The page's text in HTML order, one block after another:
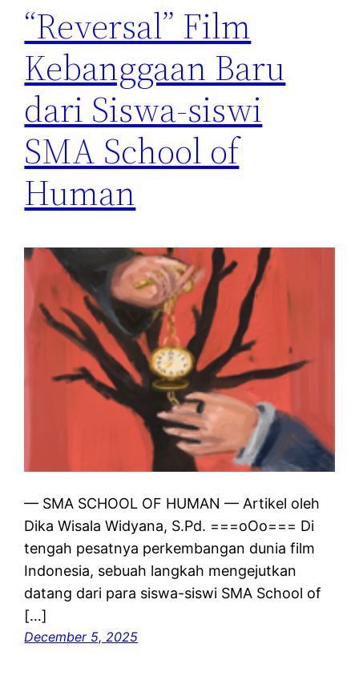
“Reversal” Film
Kebanggaan Baru
dari Siswa-siswi
SMA School of
Human
— SMA SCHOOL OF HUMAN — Artikel oleh
Dika Wisala Widyana, S.Pd. ===oOo=== Di
tengah pesatnya perkembangan dunia film
Indonesia, sebuah langkah mengejutkan
datang dari para siswa-siswi SMA School of
[…]
December 5, 2025